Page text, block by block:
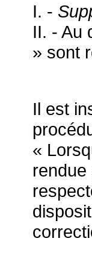
I. -
II. - Au
» sont
Il est
«